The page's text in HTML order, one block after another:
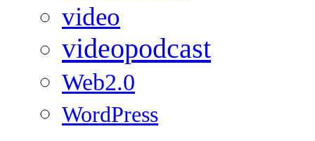
video
videopodcast
Web2.0
WordPress